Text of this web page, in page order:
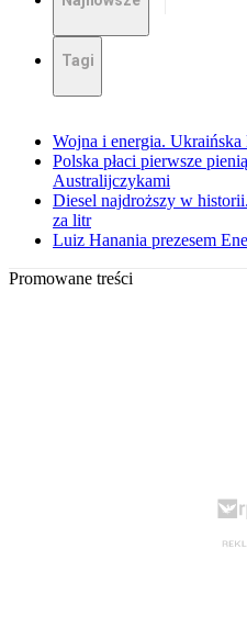
Tagi
Wojna i energia.
Polska płaci pierwsze
Australijczykami
Diesel najdroższy w
za litr
Luiz Hanania prezesem
Promowane treści